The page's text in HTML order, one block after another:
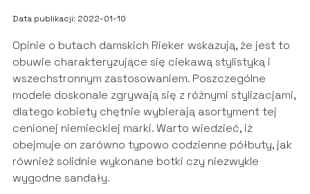
Data publikacji: 2022-01-10
Opinie o butach damskich Rieker wskazują, że jest to
obuwie charakteryzujące się ciekawą stylistyką i
wszechstronnym zastosowaniem. Poszczególne
modele doskonale zgrywają się z różnymi stylizacjami,
dlatego kobiety chętnie wybierają asortyment tej
cenionej niemieckiej marki. Warto wiedzieć, iż
obejmuje on zarówno typowo codzienne półbuty, jak
również solidnie wykonane botki czy niezwykle
wygodne sandały.